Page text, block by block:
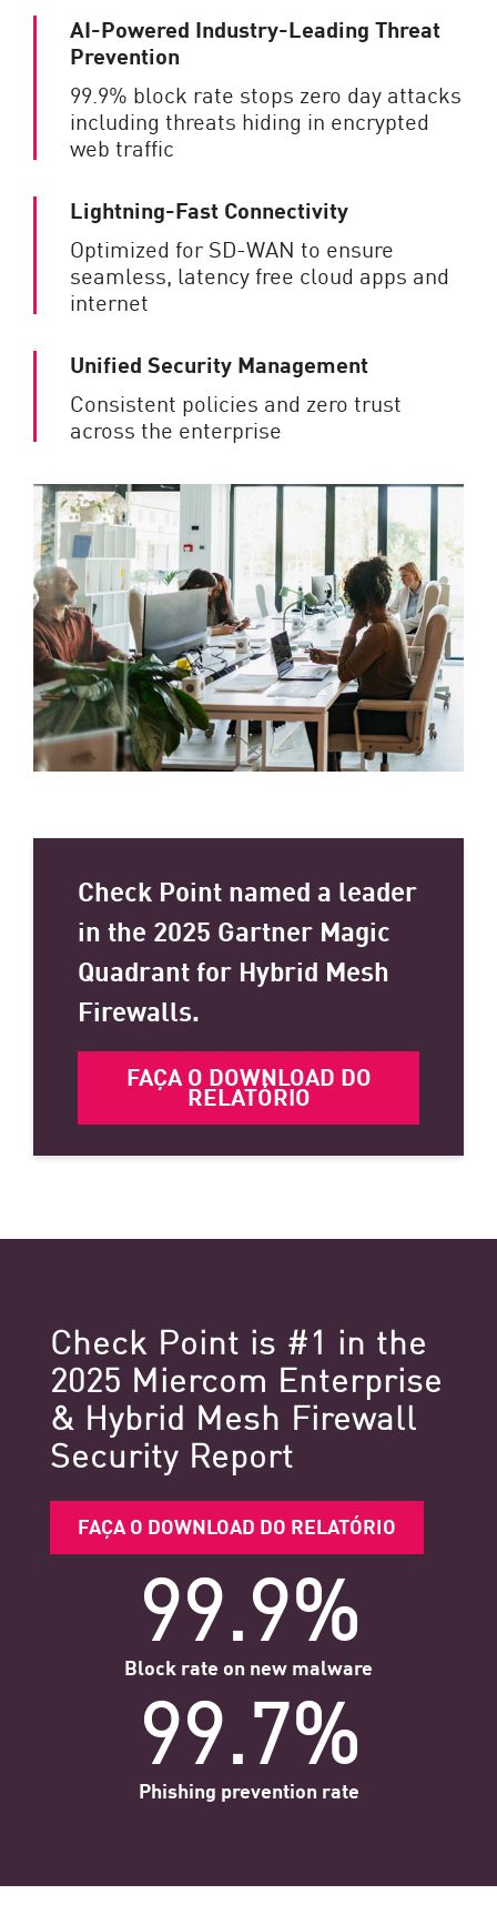
AI-Powered Industry-Leading Threat
Prevention
99.9% block rate stops zero day attacks
including threats hiding in encrypted
web traffic
Lightning-Fast Connectivity
Optimized for SD-WAN to ensure
seamless, latency free cloud apps and
internet
Unified Security Management
Consistent policies and zero trust
across the enterprise
Check Point named a leader
in the 2025 Gartner Magic
Quadrant for Hybrid Mesh
Firewalls.
FAÇA O DOWNLOAD DO
RELATÓRIO
Check Point is #1 in the
2025 Miercom Enterprise
& Hybrid Mesh Firewall
Security Report
FAÇA O DOWNLOAD DO RELATÓRIO
99.9%
Block rate on new malware
99.7%
Phishing prevention rate